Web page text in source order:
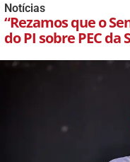
Notícias
“Rezamos que o
do PI sobre PEC da